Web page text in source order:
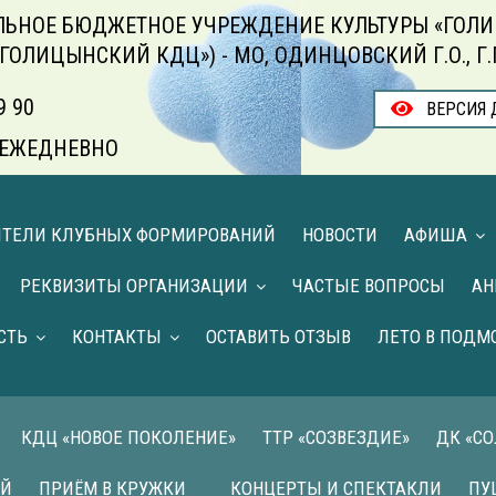
БЮДЖЕТНОЕ УЧРЕЖДЕНИЕ КУЛЬТУРЫ
КДЦ») - МО, ОДИНЦОВСКИЙ Г.О.,
90
ЕЖЕДНЕВНО
ВЕРСИЯ
КЛУБНЫХ ФОРМИРОВАНИЙ НОВОСТИ АФИША
РЕКВИЗИТЫ ОРГАНИЗАЦИИ ЧАСТЫЕ ВОПРОСЫ
КОНТАКТЫ ОСТАВИТЬ ОТЗЫВ ЛЕТО В
КДЦ «НОВОЕ ПОКОЛЕНИЕ» ТТР «СОЗВЕЗДИЕ» ДК
ПРИЁМ В КРУЖКИ КОНЦЕРТЫ И СПЕКТАКЛИ